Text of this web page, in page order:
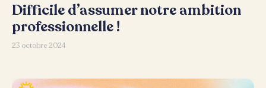
Difficile d’assumer notre ambition
professionnelle !
23 octobre 2024